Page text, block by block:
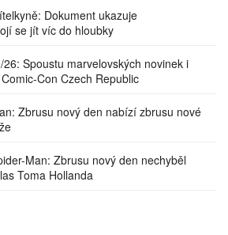
Dokument ukazuje
se jít víc do hloubky
Spoustu marvelovských novinek i
Con Czech Republic
Zbrusu nový den nabízí zbrusu nové
Man: Zbrusu nový den nechyběl
Toma Hollanda